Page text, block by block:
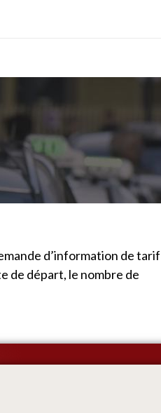
d’information de
de départ, le nombre de